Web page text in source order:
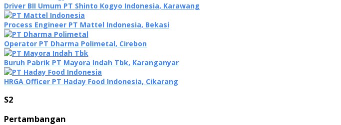
Driver BII Umum PT Shinto Kogyo Indonesia, Karawang
Process Engineer PT Mattel Indonesia, Bekasi
Operator PT Dharma Polimetal, Cirebon
Buruh Pabrik PT Mayora Indah Tbk, Karanganyar
HRGA Officer PT Haday Food Indonesia, Cikarang
S2
Pertambangan